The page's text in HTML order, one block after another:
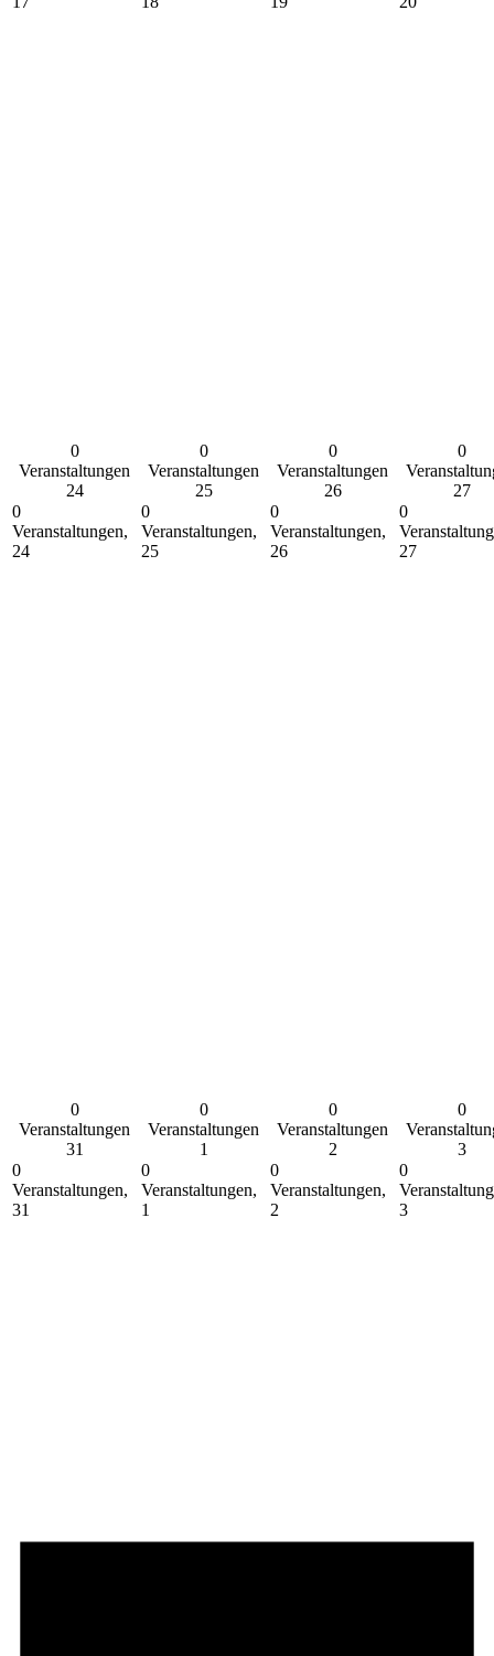
0
Veranstaltungen
24
0
Veranstaltungen,
24
0
Veranstaltungen
25
0
Veranstaltungen,
25
0
Veranstaltungen
26
0
Veranstaltungen,
26
0
27
0
27
0
Veranstaltungen
31
0
Veranstaltungen,
31
0
Veranstaltungen
1
0
Veranstaltungen,
1
0
Veranstaltungen
2
0
Veranstaltungen,
2
0
3
0
3